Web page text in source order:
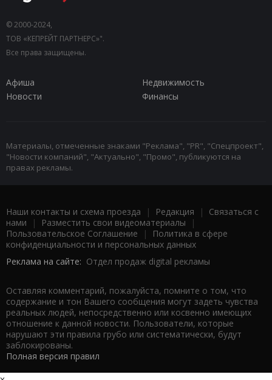
© 2000-2024,
ТОВ «КЕПРЕЙТ ПАРТНЕРС»".
Все права защищены.
Афиша
Недвижимость
Новости
Финансы
Материалы, отмеченные знаками "Реклама", "PR", "Спецпроект",
"Новости компаний", "Актуально", "Промо", публикуются на
правах рекламы.
Наши контакты и схема проезда | Редакция | Связаться с
нами | Разместить свои видеоматериалы |
Пользовательское Соглашение |
Политика в сфере
конфиденциальности и персональных данных
Реклама на сайте: Отдел продаж digital рекламы
Оставляя комментарий, пожалуйста, помните о том, что
содержание и тон Вашего сообщения могут задеть чувства
реальных людей, непосредственно или косвенно имеющих
отношение к данной новости. Пользователи, которые
нарушают эти правила грубо или систематически, будут
заблокированы.
Полная версия правил